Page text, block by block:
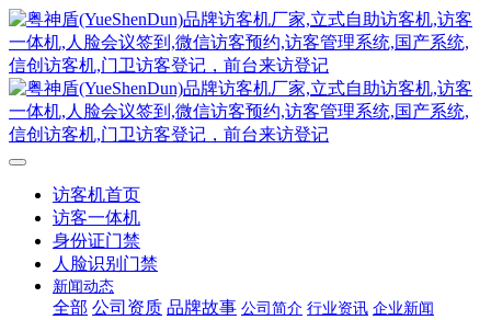
访客机首页
访客一体机
身份证门禁
人脸识别门禁
新闻动态
全部 公司资质 品牌故事 公司简介 行业资讯 企业新闻